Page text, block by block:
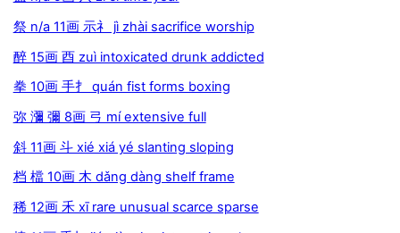
祭 n/a 11画 示礻 jì zhài sacrifice worship
醉 15画 酉 zuì intoxicated drunk addicted
拳 10画 手扌 quán fist forms boxing
弥 瀰 彌 8画 弓 mí extensive full
斜 11画 斗 xié xiá yé slanting sloping
档 檔 10画 木 dǎng dàng shelf frame
稀 12画 禾 xī rare unusual scarce sparse